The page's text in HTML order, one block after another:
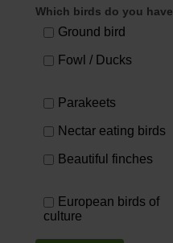
Which birds do you have
Ground bird
Fowl / Ducks
Parakeets
Nectar eating birds
Beautiful finches
European birds of
culture